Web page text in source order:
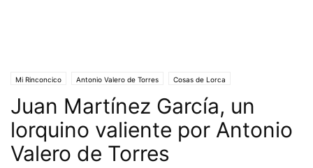
Mi Rinconcico Antonio Valero de Torres Cosas de Lorca
Personas y Asociaciones
Juan Martínez García, un
lorquino valiente por Antonio
Valero de Torres